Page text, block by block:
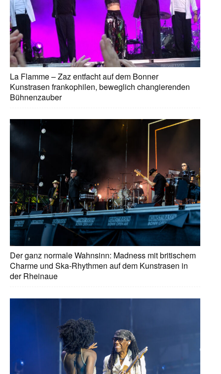
La Flamme – Zaz entfacht auf dem Bonner
Kunstrasen frankophilen, beweglich changierenden
Bühnenzauber
Der ganz normale Wahnsinn: Madness mit britischem
Charme und Ska-Rhythmen auf dem Kunstrasen in
der Rheinaue